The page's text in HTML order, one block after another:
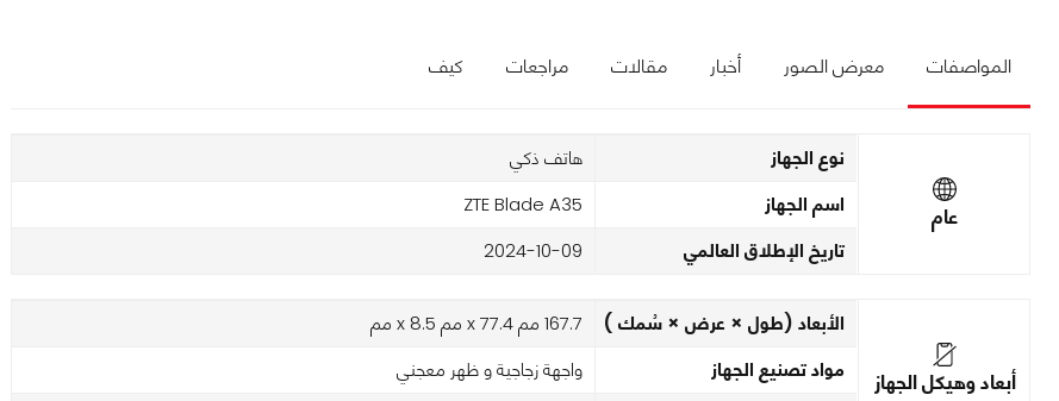
المواصفات معرض الصور أخبار مقالات مراجعات كيف
عام
نوع الجهاز هاتف ذكي
اسم الجهاز ZTE Blade A35
تاريخ الإطلاق العالمي 2024-10-09
أبعاد وهيكل الجهاز
الأبعاد (طول × عرض × سُمك ) 167.7 مم x 77.4 مم x 8.5 مم
مواد تصنيع الجهاز واجهة زجاجية و ظهر معجني